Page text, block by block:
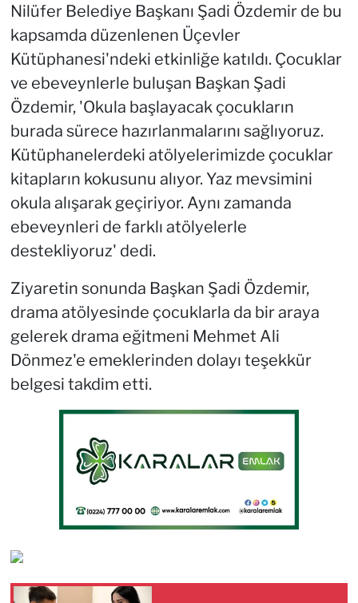
Nilüfer Belediye Başkanı Şadi Özdemir de bu
kapsamda düzenlenen Üçevler
Kütüphanesi'ndeki etkinliğe katıldı. Çocuklar
ve ebeveynlerle buluşan Başkan Şadi
Özdemir, 'Okula başlayacak çocukların
burada sürece hazırlanmalarını sağlıyoruz.
Kütüphanelerdeki atölyelerimizde çocuklar
kitapların kokusunu alıyor. Yaz mevsimini
okula alışarak geçiriyor. Aynı zamanda
ebeveynleri de farklı atölyelerle
destekliyoruz' dedi.
Ziyaretin sonunda Başkan Şadi Özdemir,
drama atölyesinde çocuklarla da bir araya
gelerek drama eğitmeni Mehmet Ali
Dönmez'e emeklerinden dolayı teşekkür
belgesi takdim etti.